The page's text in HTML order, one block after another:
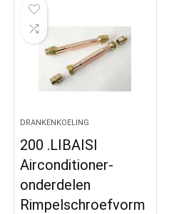
DRANKENKOELING
200 .LIBAISI
Airconditioner-
onderdelen
Rimpelschroefvorm